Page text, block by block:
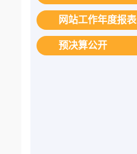
网站工作年度报表
预决算公开